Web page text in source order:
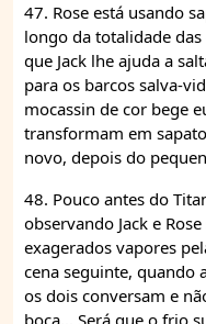
47. Rose está usando
longo da totalidade
que Jack lhe ajuda a
para os barcos salva-
mocassin de cor bege
transformam em
novo, depois do
48. Pouco antes do
observando Jack e
exagerados vapores
cena seguinte, quando
os dois conversam e